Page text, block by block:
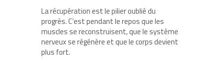
La récupération est le pilier oublié du
progrès. C’est pendant le repos que les
muscles se reconstruisent, que le système
nerveux se régénère et que le corps devient
plus fort.